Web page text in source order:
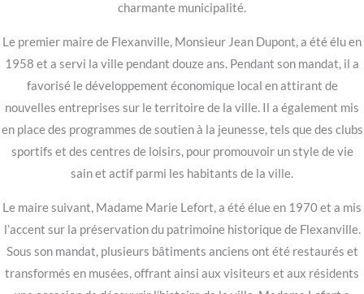
charmante municipalité.
Le premier maire de Flexanville, Monsieur Jean Dupont, a été élu en
1958 et a servi la ville pendant douze ans. Pendant son mandat, il a
favorisé le développement économique local en attirant de
nouvelles entreprises sur le territoire de la ville. Il a également mis
en place des programmes de soutien à la jeunesse, tels que des clubs
sportifs et des centres de loisirs, pour promouvoir un style de vie
sain et actif parmi les habitants de la ville.
Le maire suivant, Madame Marie Lefort, a été élue en 1970 et a mis
l’accent sur la préservation du patrimoine historique de Flexanville.
Sous son mandat, plusieurs bâtiments anciens ont été restaurés et
transformés en musées, offrant ainsi aux visiteurs et aux résidents